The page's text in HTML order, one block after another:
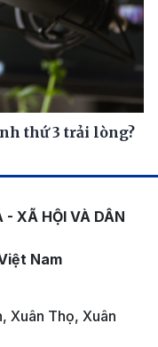
thứ 3 trải lòng?
- XÃ HỘI VÀ DÂN
Nam
Xuân Thọ, Xuân